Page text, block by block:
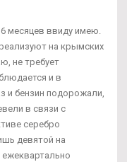
месяцев ввиду имею.
на крымских
не требует
и в
и бензин подорожали,
в связи с
серебро
девятой на